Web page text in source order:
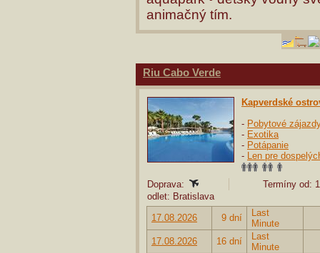
animačný tím.
Riu Cabo Verde
Kapverdské
- Pobytové
- Exotika
- Potápanie
- Len pre
Doprava:
Termíny od:
odlet: Bratislava
17.08.2026
9 dní
Last
Minute
17.08.2026
16 dní
Last
Minute